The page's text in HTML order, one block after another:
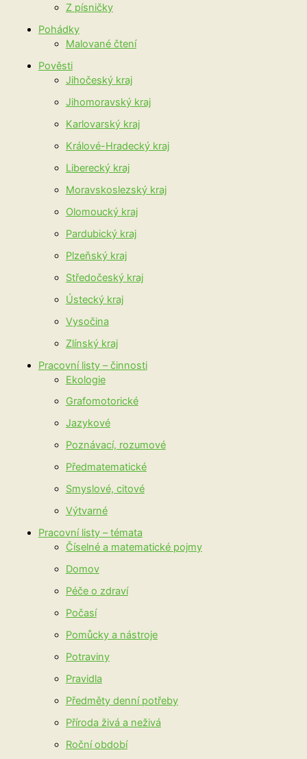
Z písničky
Pohádky
Malované čtení
Pověsti
Jihočeský kraj
Jihomoravský kraj
Karlovarský kraj
Králové-Hradecký kraj
Liberecký kraj
Moravskoslezský kraj
Olomoucký kraj
Pardubický kraj
Plzeňský kraj
Středočeský kraj
Ústecký kraj
Vysočina
Zlínský kraj
Pracovní listy – činnosti
Ekologie
Grafomotorické
Jazykové
Poznávací, rozumové
Předmatematické
Smyslové, citové
Výtvarné
Pracovní listy – témata
Číselné a matematické pojmy
Domov
Péče o zdraví
Počasí
Pomůcky a nástroje
Potraviny
Pravidla
Předměty denní potřeby
Příroda živá a neživá
Roční období